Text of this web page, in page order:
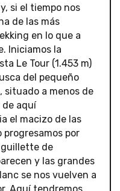
si el tiempo nos
de las más
en lo que a
Iniciamos la
Le Tour (1.453 m)
del pequeño
situado a menos de
de aquí
el macizo de las
progresamos por
de
y las grandes
se nos vuelven a